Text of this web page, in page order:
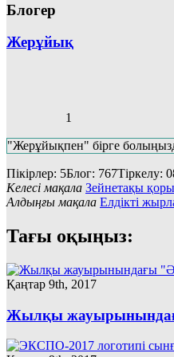
Блогер
Жерұйық
1
"Жерұйықпен" бірге
Пікірлер: 5Блог: 767Тіркелу:
Келесі мақала Зейнетақы
Алдыңғы мақала Елдікті
Тағы оқыңыз:
Қаңтар 9th, 2017
Жылқы